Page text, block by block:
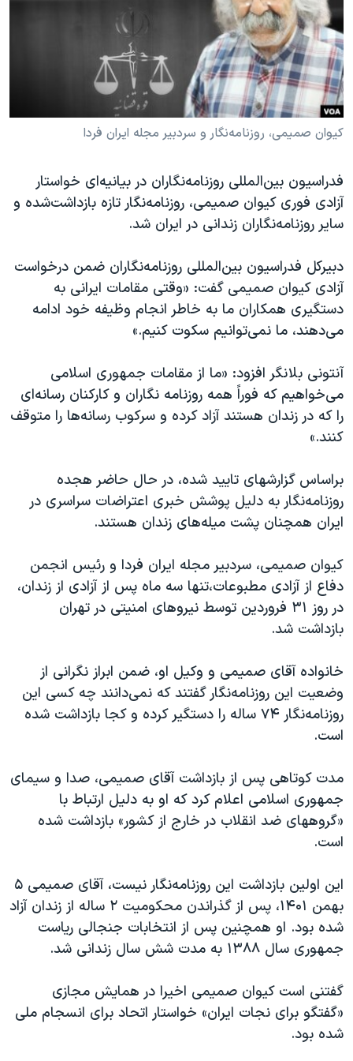
فرهنگ و زندگی
حقوق شهروندی
اقتصادی
علم و فناوری
اسرائیل در جنگ
آرشیو پخش زنده
مستندها
انتخابات ریاست جمهوری آمریکا ۲۰۲۴
حمله جمهوری اسلامی به اسرائیل
رمز مهسا
ورزش زنان در ایران
مجموعه مستندهای دادخواهی
تریبونال مردمی آبان ۹۸
چهل سال گروگان‌گیری
قانون شفافیت دارائی کادر رهبری ایران
اعتراضات مردمی آبان ۹۸
نرگس محمدی برنده جایزه نوبل صلح
همایش محافظه‌کاران آمریکا «سی‌پک»
صفحه‌های ویژه
سفر پرزیدنت ترامپ به چین
دنبال کنید
زبانهای مختلف
کیوان صمیمی، روزنامه‌نگار و سردبیر مجله ایران فردا
فدراسیون بین‌المللی روزنامه‌نگاران در بیانیه‌ای خواستار
آزادی فوری کیوان صمیمی، روزنامه‌نگار تازه بازداشت‌شده و
سایر روزنامه‌نگاران زندانی در ایران شد.
دبیرکل فدراسیون بین‌المللی روزنامه‌نگاران ضمن درخواست
آزادی کیوان صمیمی گفت: «وقتی مقامات ایرانی به
دستگیری همکاران ما به خاطر انجام وظیفه خود ادامه
می‌دهند، ما نمی‌توانیم سکوت کنیم.»
آنتونی بلانگر افزود: «ما از مقامات جمهوری اسلامی
می‌خواهیم که فوراً همه روزنامه نگاران و کارکنان رسانه‌ای
را که در زندان هستند آزاد کرده و سرکوب رسانه‌ها را متوقف
کنند.»
براساس گزارشهای تایید شده، در حال حاضر هجده
روزنامه‌نگار به دلیل پوشش خبری اعتراضات سراسری در
ایران همچنان پشت میله‌های زندان هستند.
کیوان صمیمی، سردبیر مجله ایران فردا و رئیس انجمن
دفاع از آزادی مطبوعات،تنها سه ماه پس از آزادی از زندان،
در روز ۳۱ فروردین توسط نیروهای امنیتی در تهران
بازداشت شد.
خانواده آقای صمیمی و وکیل او، ضمن ابراز نگرانی از
وضعیت این روزنامه‌نگار گفتند که نمی‌دانند چه کسی این
روزنامه‌نگار ۷۴ ساله را دستگیر کرده و کجا بازداشت شده
است.
مدت کوتاهی پس از بازداشت آقای صمیمی، صدا و سیمای
جمهوری اسلامی اعلام کرد که او به دلیل ارتباط با
«گروههای ضد انقلاب در خارج از کشور» بازداشت شده
است.
این اولین بازداشت این روزنامه‌نگار نیست، آقای صمیمی ۵
بهمن ۱۴۰۱، پس از گذراندن محکومیت ۲ ساله از زندان آزاد
شده بود. او همچنین پس از انتخابات جنجالی ریاست
جمهوری سال ۱۳۸۸ به مدت شش سال زندانی شد.
گفتنی است کیوان صمیمی اخیرا در همایش مجازی
«گفتگو برای نجات ایران» خواستار اتحاد برای انسجام ملی
شده بود.